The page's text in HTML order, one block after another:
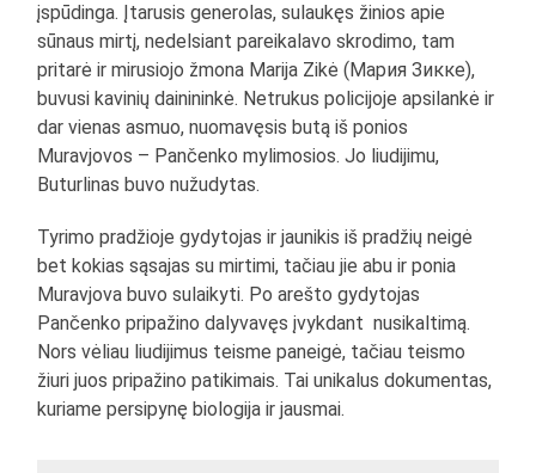
įspūdinga. Įtarusis generolas, sulaukęs žinios apie
sūnaus mirtį, nedelsiant pareikalavo skrodimo, tam
pritarė ir mirusiojo žmona Marija Zikė (Мария Зикке),
buvusi kavinių dainininkė. Netrukus policijoje apsilankė ir
dar vienas asmuo, nuomavęsis butą iš ponios
Muravjovos – Pančenko mylimosios. Jo liudijimu,
Buturlinas buvo nužudytas.
Tyrimo pradžioje gydytojas ir jaunikis iš pradžių neigė
bet kokias sąsajas su mirtimi, tačiau jie abu ir ponia
Muravjova buvo sulaikyti. Po arešto gydytojas
Pančenko pripažino dalyvavęs įvykdant nusikaltimą.
Nors vėliau liudijimus teisme paneigė, tačiau teismo
žiuri juos pripažino patikimais. Tai unikalus dokumentas,
kuriame persipynę biologija ir jausmai.